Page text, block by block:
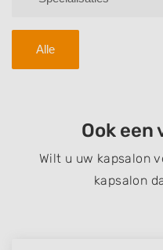
Alle
Ook een
Wilt u uw kapsalon
kapsalon